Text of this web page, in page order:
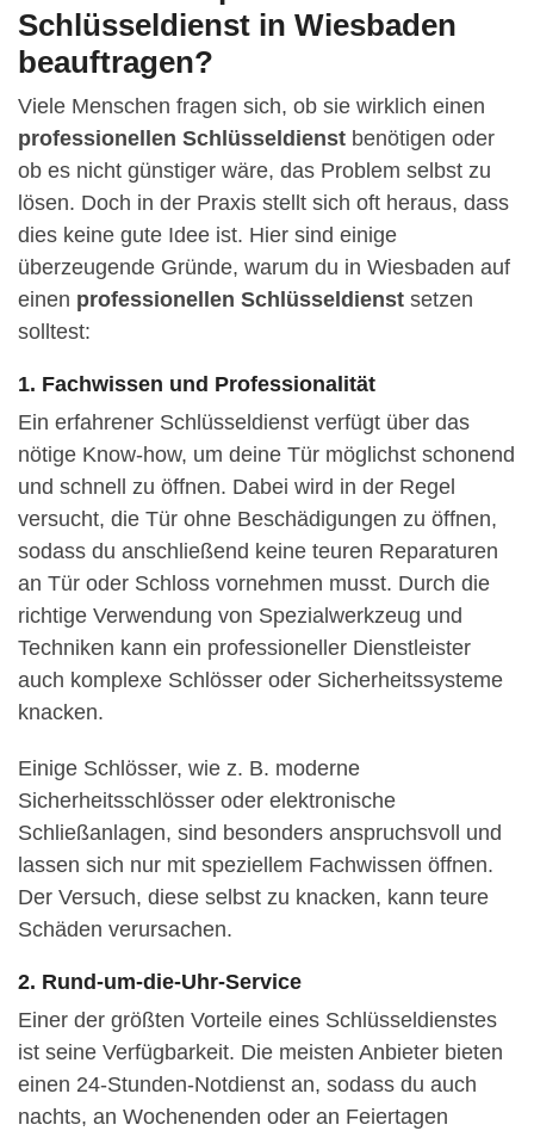
Schlüsseldienst in Wiesbaden
beauftragen?
Viele Menschen fragen sich, ob sie wirklich einen
professionellen Schlüsseldienst benötigen oder
ob es nicht günstiger wäre, das Problem selbst zu
lösen. Doch in der Praxis stellt sich oft heraus, dass
dies keine gute Idee ist. Hier sind einige
überzeugende Gründe, warum du in Wiesbaden auf
einen professionellen Schlüsseldienst setzen
solltest:
1. Fachwissen und Professionalität
Ein erfahrener Schlüsseldienst verfügt über das
nötige Know-how, um deine Tür möglichst schonend
und schnell zu öffnen. Dabei wird in der Regel
versucht, die Tür ohne Beschädigungen zu öffnen,
sodass du anschließend keine teuren Reparaturen
an Tür oder Schloss vornehmen musst. Durch die
richtige Verwendung von Spezialwerkzeug und
Techniken kann ein professioneller Dienstleister
auch komplexe Schlösser oder Sicherheitssysteme
knacken.
Einige Schlösser, wie z. B. moderne
Sicherheitsschlösser oder elektronische
Schließanlagen, sind besonders anspruchsvoll und
lassen sich nur mit speziellem Fachwissen öffnen.
Der Versuch, diese selbst zu knacken, kann teure
Schäden verursachen.
2. Rund-um-die-Uhr-Service
Einer der größten Vorteile eines Schlüsseldienstes
ist seine Verfügbarkeit. Die meisten Anbieter bieten
einen 24-Stunden-Notdienst an, sodass du auch
nachts, an Wochenenden oder an Feiertagen